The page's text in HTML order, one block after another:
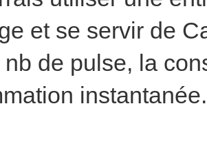
et se servir de
de pulse, la
instantanée.